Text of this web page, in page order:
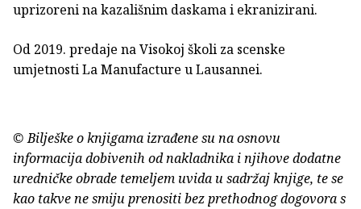
uprizoreni na kazališnim daskama i ekranizirani.
Od 2019. predaje na Visokoj školi za scenske
umjetnosti La Manufacture u Lausannei.
© Bilješke o knjigama izrađene su na osnovu
informacija dobivenih od nakladnika i njihove dodatne
uredničke obrade temeljem uvida u sadržaj knjige, te se
kao takve ne smiju prenositi bez prethodnog dogovora s